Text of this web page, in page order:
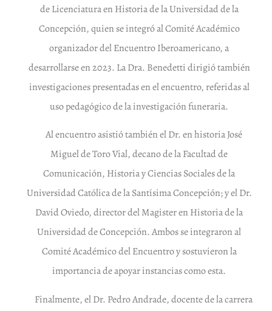
de Licenciatura en Historia de la Universidad de la
Concepción, quien se integró al Comité Académico
organizador del Encuentro Iberoamericano, a
desarrollarse en 2023. La Dra. Benedetti dirigió también
investigaciones presentadas en el encuentro, referidas al
uso pedagógico de la investigación funeraria.
Al encuentro asistió también el Dr. en historia José
Miguel de Toro Vial, decano de la Facultad de
Comunicación, Historia y Ciencias Sociales de la
Universidad Católica de la Santísima Concepción; y el Dr.
David Oviedo, director del Magister en Historia de la
Universidad de Concepción. Ambos se integraron al
Comité Académico del Encuentro y sostuvieron la
importancia de apoyar instancias como esta.
Finalmente, el Dr. Pedro Andrade, docente de la carrera